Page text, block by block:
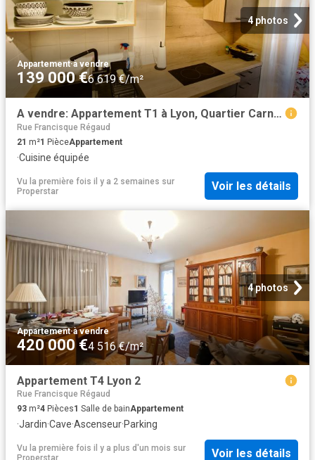
4 photos
Appartement·à vendre
139 000 €6 619 €/m²
A vendre: Appartement T1 à Lyon, Quartier Carnot
Rue Francisque Régaud
21 m²1 PièceAppartement
·Cuisine équipée
Vu la première fois il y a 2 semaines sur
Properstar
Voir les détails
4 photos
Appartement·à vendre
420 000 €4 516 €/m²
Appartement T4 Lyon 2
Rue Francisque Régaud
93 m²4 Pièces1 Salle de bainAppartement
·Jardin·Cave·Ascenseur·Parking
Vu la première fois il y a plus d'un mois sur
Voir les détails